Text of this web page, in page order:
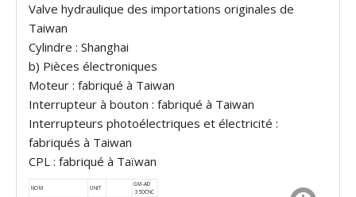
Valve hydraulique des importations originales de
Taiwan
Cylindre : Shanghai
b) Pièces électroniques
Moteur : fabriqué à Taiwan
Interrupteur à bouton : fabriqué à Taiwan
Interrupteurs photoélectriques et électricité :
fabriqués à Taiwan
CPL : fabriqué à Taïwan
NOM UNIT
GM-AD
350CNC